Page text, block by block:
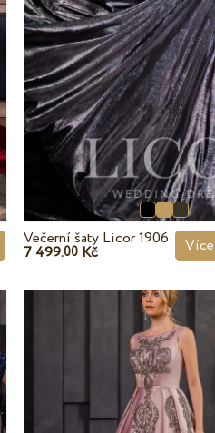
Večerní šaty Licor 1906
7 499.00Kč